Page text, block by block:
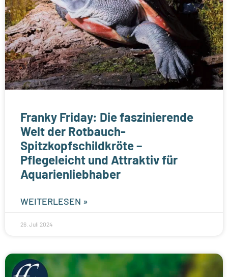
Franky Friday: Die faszinierende
Welt der Rotbauch-
Spitzkopfschildkröte –
Pflegeleicht und Attraktiv für
Aquarienliebhaber
WEITERLESEN »
26. Juli 2024